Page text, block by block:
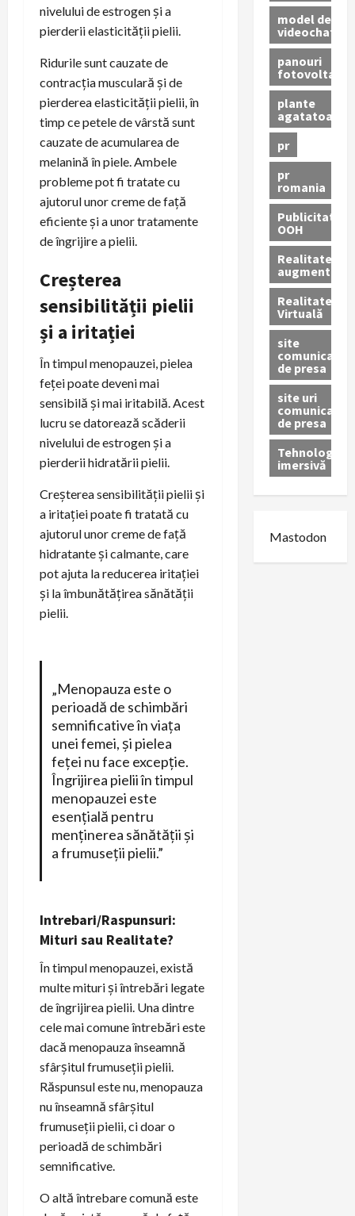
nivelului de estrogen și a
pierderii elasticității pielii.
Ridurile sunt cauzate de
contracția musculară și de
pierderea elasticității pielii, în
timp ce petele de vârstă sunt
cauzate de acumularea de
melanină în piele. Ambele
probleme pot fi tratate cu
ajutorul unor creme de față
eficiente și a unor tratamente
de îngrijire a pielii.
Creșterea
sensibilității pielii
și a iritației
În timpul menopauzei, pielea
feței poate deveni mai
sensibilă și mai iritabilă. Acest
lucru se datorează scăderii
nivelului de estrogen și a
pierderii hidratării pielii.
Creșterea sensibilității pielii și
a iritației poate fi tratată cu
ajutorul unor creme de față
hidratante și calmante, care
pot ajuta la reducerea iritației
și la îmbunătățirea sănătății
pielii.
„Menopauza este o
perioadă de schimbări
semnificative în viața
unei femei, și pielea
feței nu face excepție.
Îngrijirea pielii în timpul
menopauzei este
esențială pentru
menținerea sănătății și
a frumuseții pielii.”
Intrebari/Raspunsuri:
Mituri sau Realitate?
În timpul menopauzei, există
multe mituri și întrebări legate
de îngrijirea pielii. Una dintre
cele mai comune întrebări este
dacă menopauza înseamnă
sfârșitul frumuseții pielii.
Răspunsul este nu, menopauza
nu înseamnă sfârșitul
frumuseții pielii, ci doar o
perioadă de schimbări
semnificative.
O altă întrebare comună este
model de
videochat
panouri
fotovoltaice
plante
agatatoare
pr
pr
romania
Publicitate
OOH
Realitatea
augmentată
Realitatea
Virtuală
site
comunicate
de presa
site uri
comunicate
de presa
Tehnologie
imersivă
Mastodon